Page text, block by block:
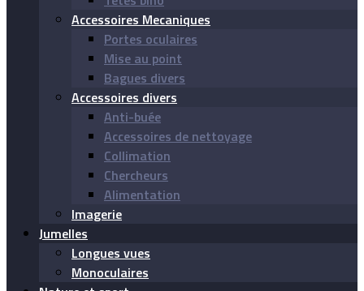
Accessoires Mecaniques
Portes oculaires
Mise au point
Bagues divers
Accessoires divers
Anti-buée
Accessoires de nettoyage
Collimation
Chercheurs
Alimentation
Imagerie
Jumelles
Longues vues
Monoculaires